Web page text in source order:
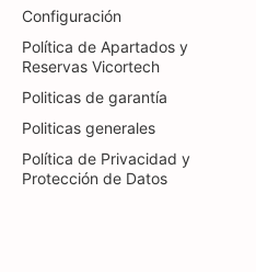
Configuración
Política de Apartados y
Reservas Vicortech
Politicas de garantía
Politicas generales
Política de Privacidad y
Protección de Datos